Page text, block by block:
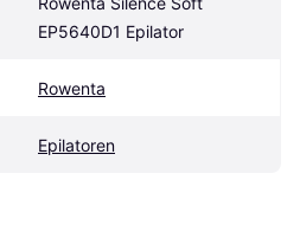
EP5640D1 Epilator
Rowenta
Epilatoren